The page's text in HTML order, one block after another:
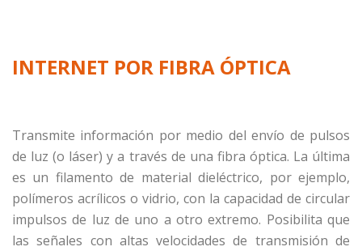
INTERNET POR FIBRA ÓPTICA
Transmite información por medio del envío de pulsos
de luz (o láser) y a través de una fibra óptica. La última
es un filamento de material dieléctrico, por ejemplo,
polímeros acrílicos o vidrio, con la capacidad de circular
impulsos de luz de uno a otro extremo. Posibilita que
las señales con altas velocidades de transmisión de